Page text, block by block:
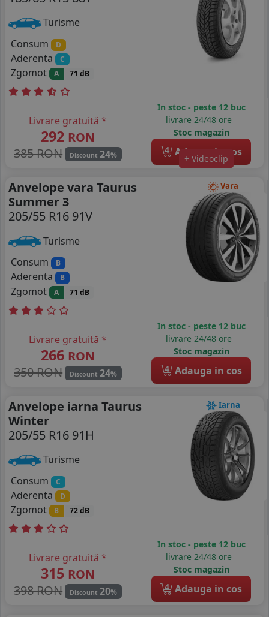
+ Videoclip
Turisme
Consum
D
Aderenta C
Zgomot A 71 dB
Livrare gratuită *
292 RON
385 RON
Discount 24%
In stoc - peste 12 buc
livrare 24/48 ore
Stoc magazin
4 Adauga in cos
Vara
Anvelope vara Taurus
Summer 3
205/55 R16 91V
Turisme
Consum
B
Aderenta B
Zgomot A 71 dB
Livrare gratuită *
266 RON
350 RON
Discount 24%
In stoc - peste 12 buc
livrare 24/48 ore
Stoc magazin
4 Adauga in cos
Iarna
Anvelope iarna Taurus
Winter
205/55 R16 91H
Turisme
Consum
C
Aderenta D
Zgomot B 72 dB
Livrare gratuită *
315 RON
398 RON
Discount 20%
In stoc - peste 12 buc
livrare 24/48 ore
Stoc magazin
4 Adauga in cos